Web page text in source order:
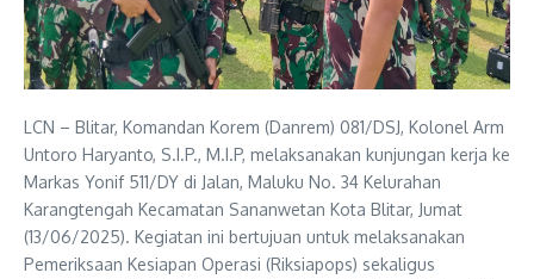
LCN – Blitar, Komandan Korem (Danrem) 081/DSJ, Kolonel Arm
Untoro Haryanto, S.I.P., M.I.P, melaksanakan kunjungan kerja ke
Markas Yonif 511/DY di Jalan, Maluku No. 34 Kelurahan
Karangtengah Kecamatan Sananwetan Kota Blitar, Jumat
(13/06/2025). Kegiatan ini bertujuan untuk melaksanakan
Pemeriksaan Kesiapan Operasi (Riksiapops) sekaligus